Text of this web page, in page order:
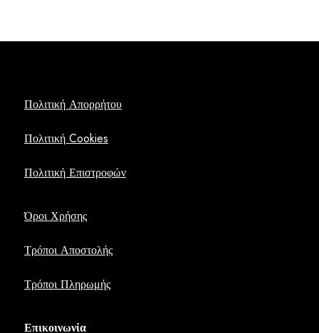
Πολιτική Απορρήτου
Πολιτική Cookies
Πολιτική Επιστροφών
Όροι Χρήσης
Τρόποι Αποστολής
Τρόποι Πληρωμής
Επικοινωνία